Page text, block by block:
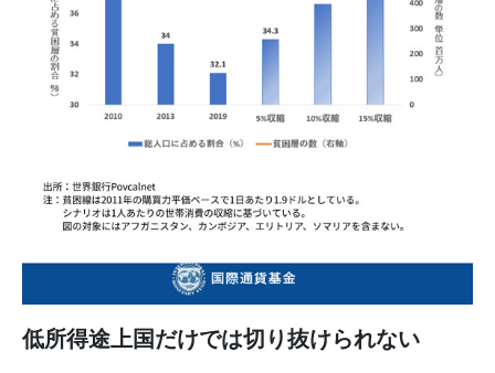
低所得途上国だけでは切り抜けられない